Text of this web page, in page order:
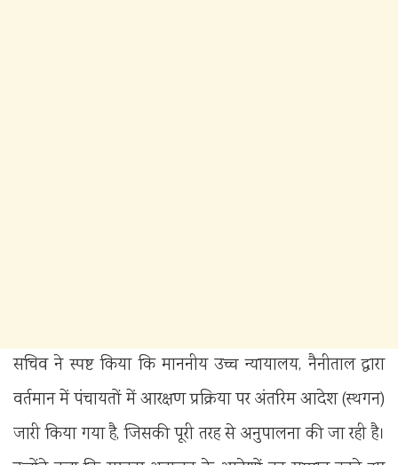
सचिव ने स्पष्ट किया कि माननीय उच्च न्यायालय, नैनीताल द्वारा
वर्तमान में पंचायतों में आरक्षण प्रक्रिया पर अंतरिम आदेश (स्थगन)
जारी किया गया है, जिसकी पूरी तरह से अनुपालना की जा रही है।